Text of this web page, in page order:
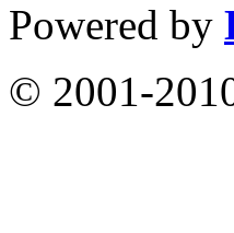
Powered by
© 2001-